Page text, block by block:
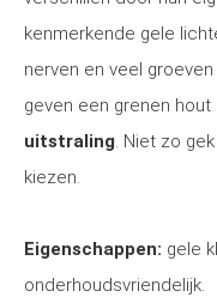
kenmerkende gele
nerven en veel
geven een grenen
uitstraling. Niet zo
kiezen.
Eigenschappen: gele
onderhoudsvriendelijk.